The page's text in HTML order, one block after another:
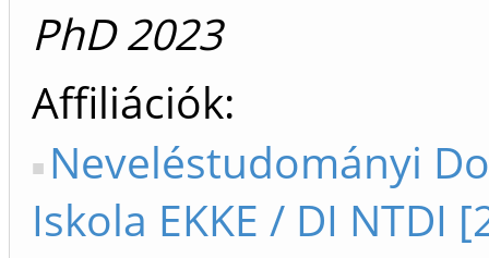
PhD 2023
Affiliációk
Neveléstudományi
Iskola EKKE / DI NTDI